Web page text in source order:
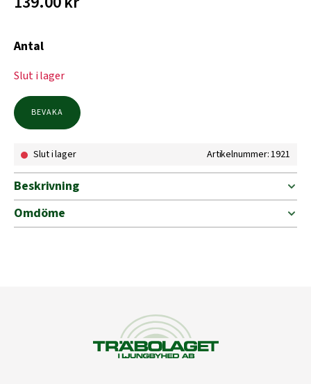
Antal
Slut i lager
BEVAKA
Slut i lager Artikelnummer: 1921
Beskrivning
Omdöme